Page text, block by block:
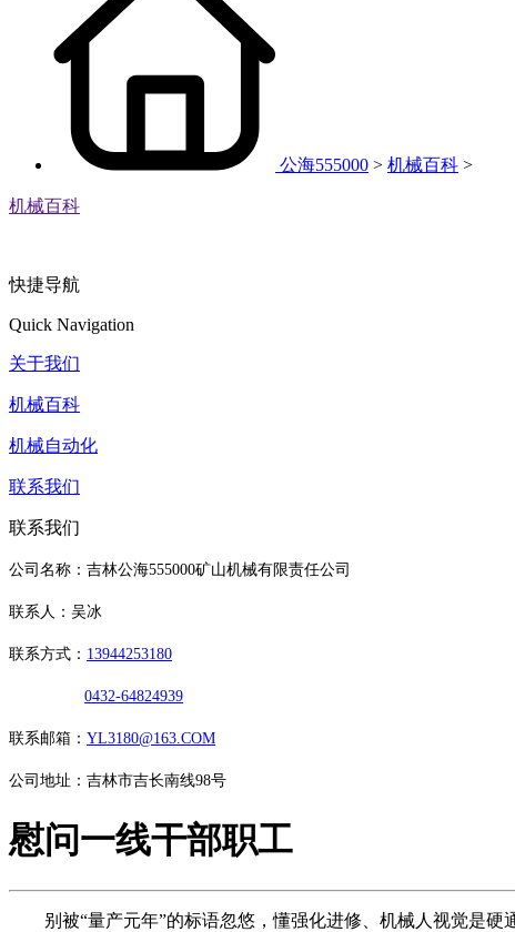
公海555000 > 机械百科 >
机械百科
快捷导航
Quick Navigation
关于我们
机械百科
机械自动化
联系我们
联系我们
公司名称：吉林公海555000矿山机械有限责任公司
联系人：吴冰
联系方式： 13944253180
0432-64824939
联系邮箱： YL3180@163.COM
公司地址：吉林市吉长南线98号
慰问一线干部职工
别被“量产元年”的标语忽悠，懂强化进修、机械人视觉是硬